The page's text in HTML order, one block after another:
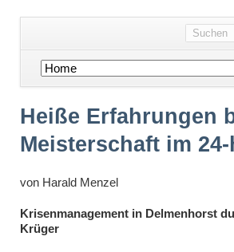
Navigation
Heiße Erfahrungen
Meisterschaft im
von Harald Menzel
Krisenmanagement in Delmenhorst
Krüger